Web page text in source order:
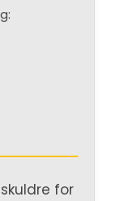
for